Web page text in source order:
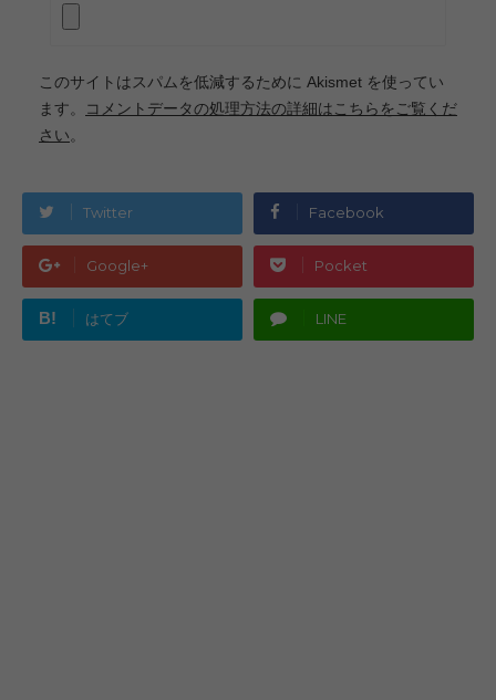
このサイトはスパムを低減するために Akismet を使ってい
ます。
コメントデータの処理方法の詳細はこちらをご覧くだ
さい。
Twitter Facebook
Google+ Pocket
B! はてブ LINE